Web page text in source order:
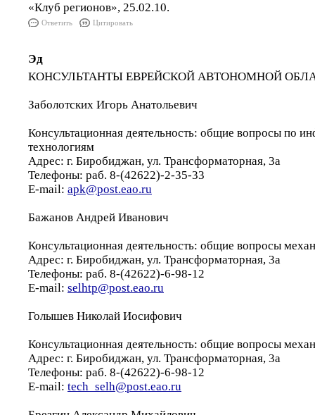
«Клуб регионов», 25.02.10.
Ответить Цитировать
Эд
КОНСУЛЬТАНТЫ ЕВРЕЙСКОЙ АВТОНОМНОЙ
Заболотских Игорь Анатольевич
Консультационная деятельность: общие вопросы по
технологиям
Адрес: г. Биробиджан, ул. Трансформаторная, 3а
Телефоны: раб. 8-(42622)-2-35-33
E-mail: apk@post.eao.ru
Бажанов Андрей Иванович
Консультационная деятельность: общие вопросы
Адрес: г. Биробиджан, ул. Трансформаторная, 3а
Телефоны: раб. 8-(42622)-6-98-12
E-mail: selhtp@post.eao.ru
Голышев Николай Иосифович
Консультационная деятельность: общие вопросы
Адрес: г. Биробиджан, ул. Трансформаторная, 3а
Телефоны: раб. 8-(42622)-6-98-12
E-mail: tech_selh@post.eao.ru